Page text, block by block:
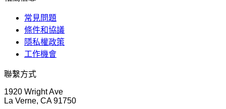
常見問題
條件和協議
隱私權政策
工作機會
聯繫方式
1920 Wright Ave
La Verne, CA 91750